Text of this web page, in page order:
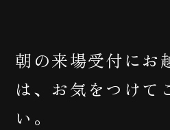
朝の来場受付にお
は、お気をつけて
い。